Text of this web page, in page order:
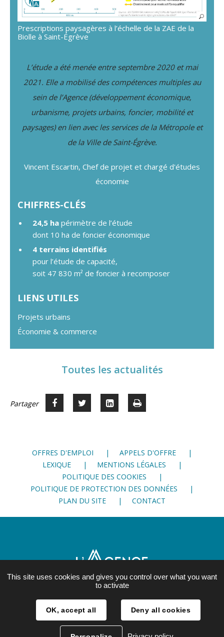
Prescriptions paysagères à l’échelle de la ZAE de la
Biolle à Saint-Égrève
L’étude a été menée entre septembre 2020 et mai
2021. Elle a mobilisé des compétences multiples au
sein de l’Agence (développement économique,
urbanisme, projets urbains, foncier, mobilité et
paysages) en lien avec les services de la Métropole et
de la Ville de Saint-Égrève.
Vincent Escartin, Chef de projet et chargé d'études
économie
CHIFFRES-CLÉS
24,5 ha périmètre de l’étude
dont 10 ha de foncier économique
4 terrains identifiés
pour l’étude de capacité,
soit 47 830 m² de foncier à recomposer
LIENS UTILES
Projets urbains
Économie & commerce
Toutes les actualités
Partager Partager
Partager
Voir
Imprimer
OFFRES D'EMPLOI
APPELS D'OFFRE
LEXIQUE
MENTIONS LÉGALES
POLITIQUE DES COOKIES
POLITIQUE DE PROTECTION DES DONNÉES
PLAN DU SITE
CONTACT
21, rue Lesdiguières
38 000 Grenoble
04 76 28 86 00
This site uses cookies and gives you control over what you want
to activate
OK, accept all Deny all cookies